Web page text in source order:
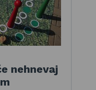
nehnevaj